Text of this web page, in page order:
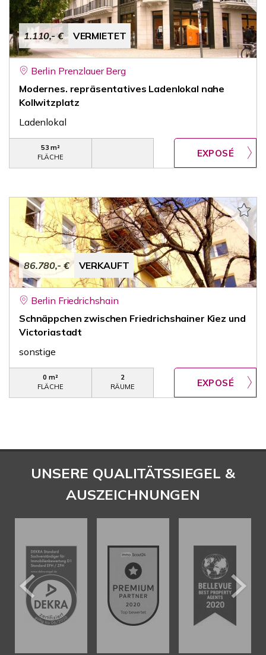
1.110,- € VERMIETET
Berlin Prenzlauer Berg
Modernes. repräsentatives Ladenlokal nahe
Kollwitzplatz
Ladenlokal
53 m²
FLÄCHE
86.780,- € VERKAUFT
Berlin Friedrichshain
Schnäppchen zwischen Friedrichshainer Kiez und
Victoriastadt
sonstige
0 m²
FLÄCHE
2
RÄUME
UNSERE QUALITÄTSSIEGEL &
AUSZEICHNUNGEN